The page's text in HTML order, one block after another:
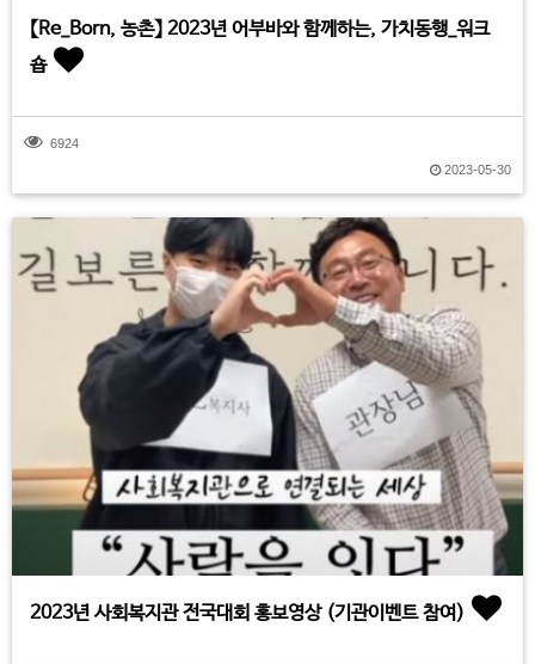
【Re_Born, 농촌】 2023년 어부바와 함께하는, 가치동행_워크
숍
6924
2023-05-30
2023년 사회복지관 전국대회 홍보영상 (기관이벤트 참여)